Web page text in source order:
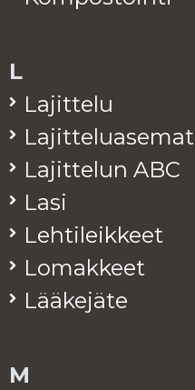
L
La­jit­te­lu
La­jit­te­lua­se­mat
La­jit­te­lun ABC
Lasi
Leh­ti­leik­keet
Lo­mak­keet
Lää­ke­jä­te
M